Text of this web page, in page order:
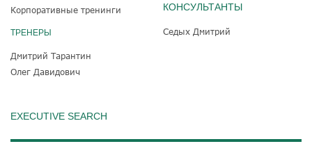
Корпоративные тренинги
ТРЕНЕРЫ
Дмитрий Тарантин
Олег Давидович
КОНСУЛЬТАНТЫ
Седых Дмитрий
EXECUTIVE SEARCH